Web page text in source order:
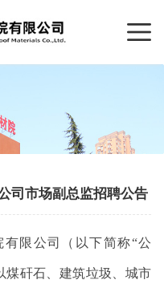
司市场副总监招聘公告
限公司（以下简称“公
煤矸石、建筑垃圾、城市